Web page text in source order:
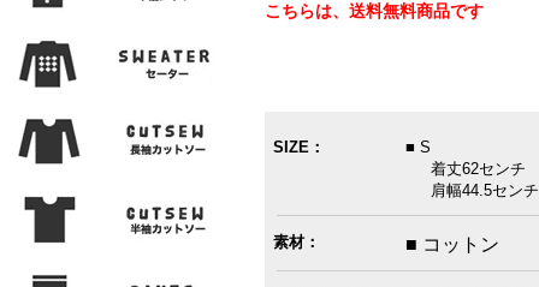
こちらは、送料無料商品です
SIZE：
■ S
着丈62センチ
肩幅44.5セン
素材： ■ コットン